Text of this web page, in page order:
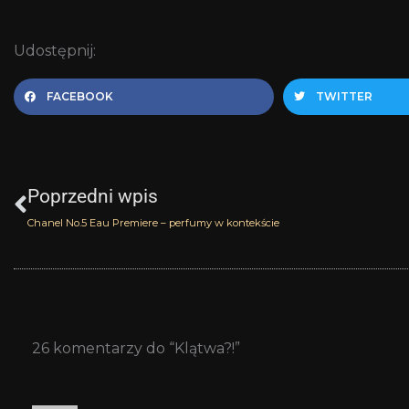
Udostępnij:
FACEBOOK TWITTER
Poprzedni wpis
Chanel No.5 Eau Premiere – perfumy w kontekście
26 komentarzy do “Klątwa?!”